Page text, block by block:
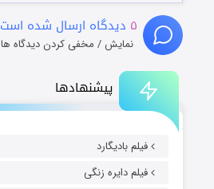
پیشنهادها
فیلم بادیگارد
فیلم دایره زنگی
۵ دیدگاه ارسال شده است
نمایش / مخفی کردن دیدگاه ها